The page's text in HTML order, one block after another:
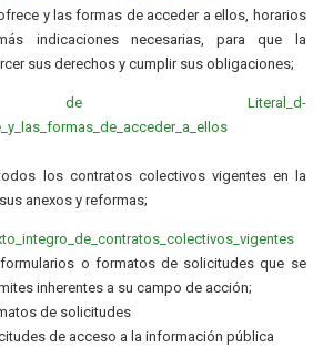
y las formas de acceder a ellos, horarios
indicaciones necesarias, para que la
sus derechos y cumplir sus obligaciones;
de Literal_d-
los contratos colectivos vigentes en la
anexos y reformas;
o formatos de solicitudes que se
inherentes a su campo de acción;
de solicitudes
de acceso a la información pública